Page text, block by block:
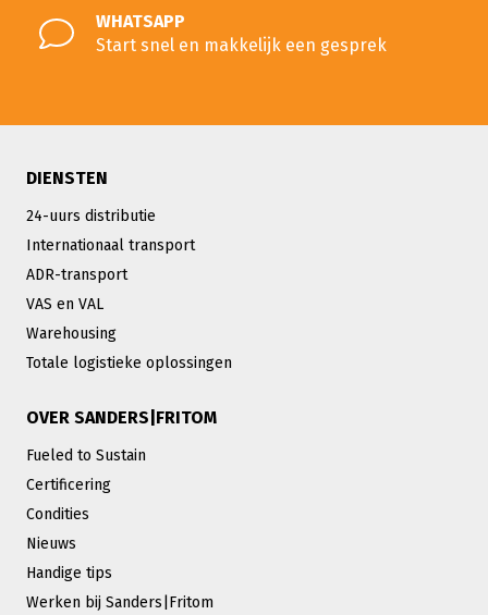
WHATSAPP
Start snel en makkelijk een gesprek
DIENSTEN
24-uurs distributie
Internationaal transport
ADR-transport
VAS en VAL
Warehousing
Totale logistieke oplossingen
OVER SANDERS|FRITOM
Fueled to Sustain
Certificering
Condities
Nieuws
Handige tips
Werken bij Sanders|Fritom